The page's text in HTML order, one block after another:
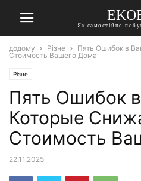
Як самостійно
додому Різне
Пять Ошибок в
Стоимость Вашего Дома
Різне
Пять Ошибок
Которые
Стоимость
22.11.2025